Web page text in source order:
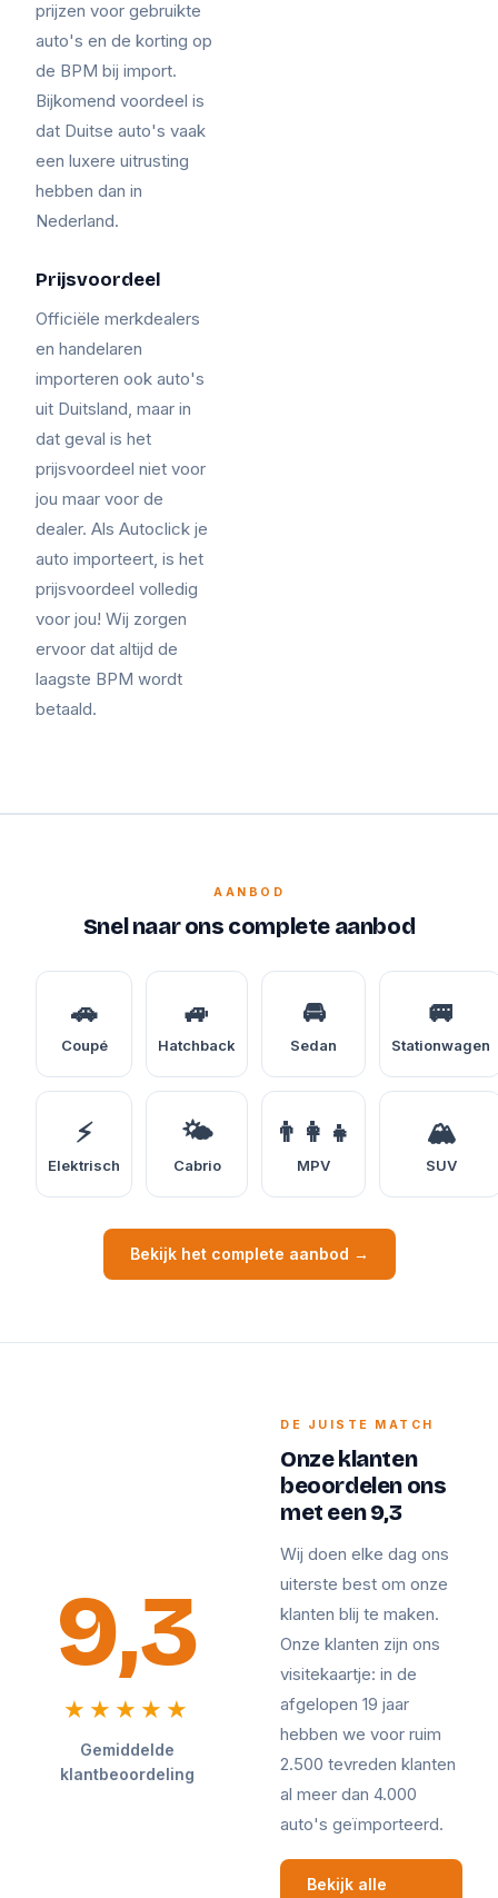
prijzen voor gebruikte
auto's en de korting op
de BPM bij import.
Bijkomend voordeel is
dat Duitse auto's vaak
een luxere uitrusting
hebben dan in
Nederland.
Prijsvoordeel
Officiële merkdealers
en handelaren
importeren ook auto's
uit Duitsland, maar in
dat geval is het
prijsvoordeel niet voor
jou maar voor de
dealer. Als Autoclick je
auto importeert, is het
prijsvoordeel volledig
voor jou! Wij zorgen
ervoor dat altijd de
laagste BPM wordt
betaald.
AANBOD
Snel naar ons complete aanbod
🚗
Coupé
🚙
Hatchback
🚘
Sedan
🚐
Stationwagen
⚡
Elektrisch
🌤️
Cabrio
👨‍👩‍👧
MPV
🏔️
SUV
Bekijk het complete aanbod →
9,3
★★★★★
Gemiddelde
klantbeoordeling
DE JUISTE MATCH
Onze klanten
beoordelen ons
met een 9,3
Wij doen elke dag ons
uiterste best om onze
klanten blij te maken.
Onze klanten zijn ons
visitekaartje: in de
afgelopen 19 jaar
hebben we voor ruim
2.500 tevreden klanten
al meer dan 4.000
auto's geïmporteerd.
Bekijk alle